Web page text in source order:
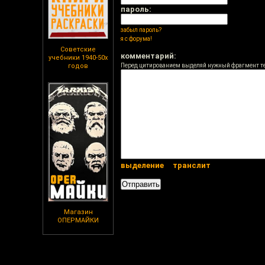
Советские
учебники 1940-50х
годов
Магазин
ОПЕРМАЙКИ
пароль:
забыл пароль?
я с форума!
комментарий:
Перед цитированием выделяй нужный фрагмент
выделение транслит